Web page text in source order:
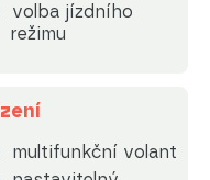
volba jízdního
režimu
multifunkční volant